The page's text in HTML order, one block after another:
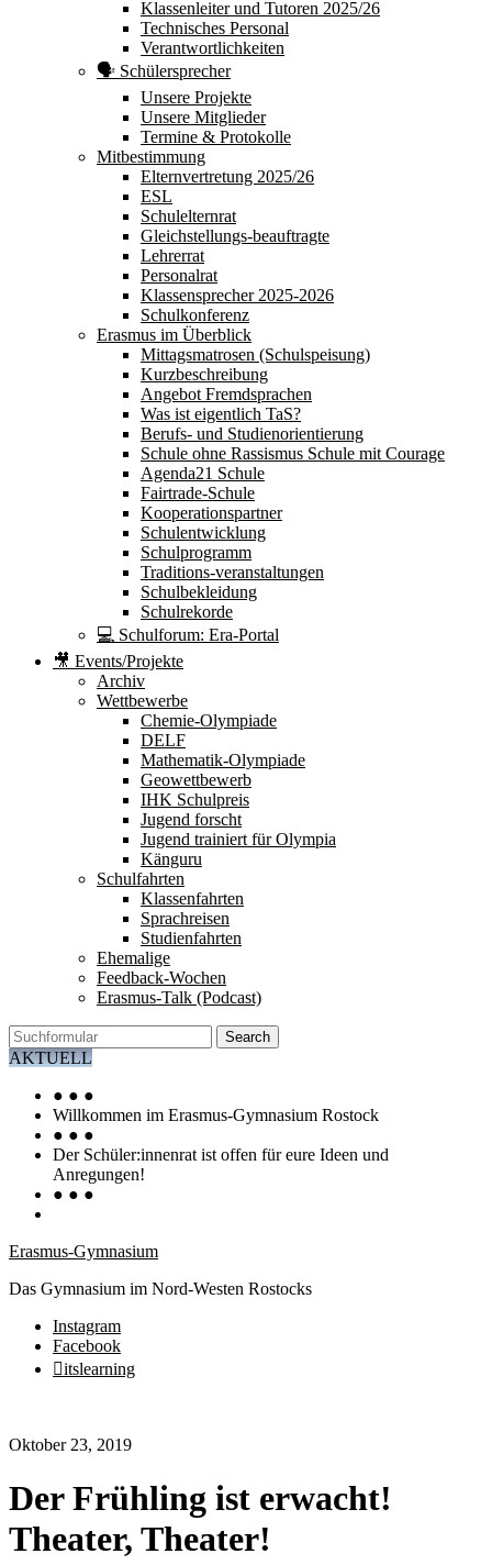
Klassenleiter und Tutoren 2025/26
Technisches Personal
Verantwortlichkeiten
🗣 Schülersprecher
Unsere Projekte
Unsere Mitglieder
Termine & Protokolle
Mitbestimmung
Elternvertretung 2025/26
ESL
Schulelternrat
Gleichstellungs-beauftragte
Lehrerrat
Personalrat
Klassensprecher 2025-2026
Schulkonferenz
Erasmus im Überblick
Mittagsmatrosen (Schulspeisung)
Kurzbeschreibung
Angebot Fremdsprachen
Was ist eigentlich TaS?
Berufs- und Studienorientierung
Schule ohne Rassismus Schule mit Courage
Agenda21 Schule
Fairtrade-Schule
Kooperationspartner
Schulentwicklung
Schulprogramm
Traditions-veranstaltungen
Schulbekleidung
Schulrekorde
💻 Schulforum: Era-Portal
🎥 Events/Projekte
Archiv
Wettbewerbe
Chemie-Olympiade
DELF
Mathematik-Olympiade
Geowettbewerb
IHK Schulpreis
Jugend forscht
Jugend trainiert für Olympia
Känguru
Schulfahrten
Klassenfahrten
Sprachreisen
Studienfahrten
Ehemalige
Feedback-Wochen
Erasmus-Talk (Podcast)
Search
AKTUELL
● ● ●
Willkommen im Erasmus-Gymnasium Rostock
● ● ●
Der Schüler:innenrat ist offen für eure Ideen und
Anregungen!
● ● ●
Erasmus-Gymnasium
Das Gymnasium im Nord-Westen Rostocks
Instagram
Facebook
itslearning
Oktober 23, 2019
Der Frühling ist erwacht!
Theater, Theater!